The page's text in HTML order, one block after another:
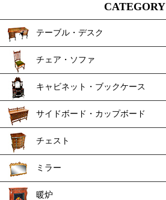
CATEGORY
テーブル・デスク
チェア・ソファ
キャビネット・ブックケース
サイドボード・カップボード
チェスト
ミラー
暖炉